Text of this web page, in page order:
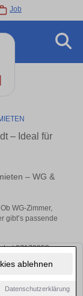
ablehnen
Datenschutzerklärung
Job
– Ideal für
– WG &
WG-Zimmer,
gibt’s passende